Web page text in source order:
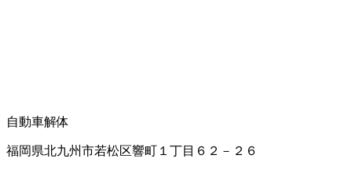
自動車解体
福岡県北九州市若松区響町１丁目６２－２６